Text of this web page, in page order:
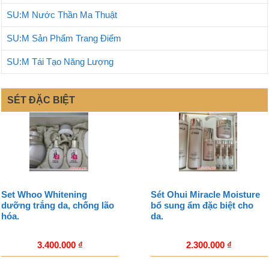
SU:M Nước Thần Ma Thuật
SU:M Sản Phẩm Trang Điểm
SU:M Tái Tạo Năng Lượng
SÉT ĐẶC BIỆT
Set Whoo Whitening
dưỡng trắng da, chống lão
hóa.
3.400.000 ₫
Sét Ohui Miracle Moisture
bổ sung ẩm đặc biệt cho
da.
2.300.000 ₫